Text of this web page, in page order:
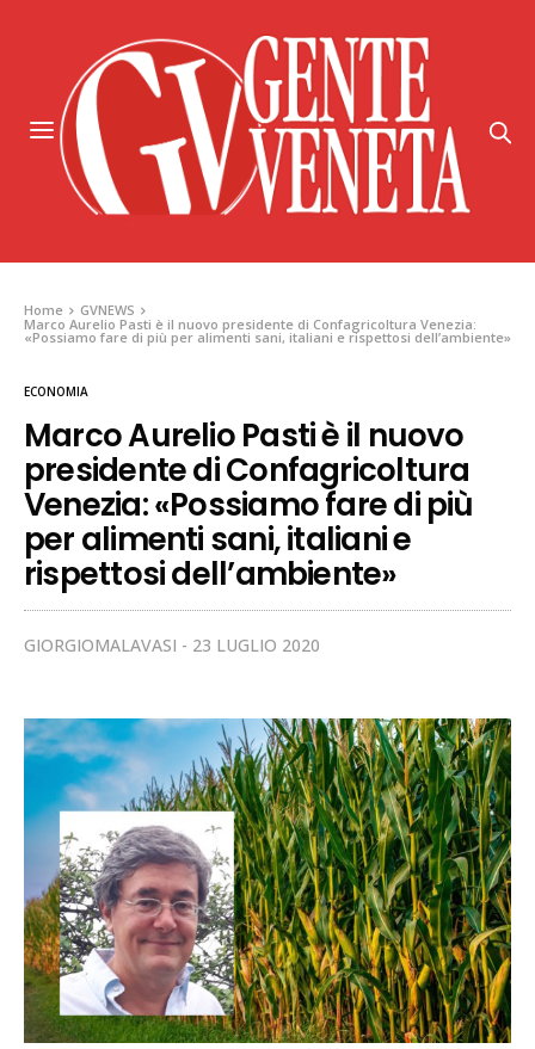
Home
GVNEWS
Marco Aurelio Pasti è il nuovo presidente di Confagricoltura Venezia:
«Possiamo fare di più per alimenti sani, italiani e rispettosi dell’ambiente»
ECONOMIA
Marco Aurelio Pasti è il nuovo
presidente di Confagricoltura
Venezia: «Possiamo fare di più
per alimenti sani, italiani e
rispettosi dell’ambiente»
GIORGIOMALAVASI 23 LUGLIO 2020